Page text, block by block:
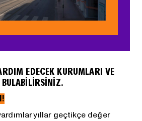
EDECEK KURUMLARI VE
yıllar geçtikçe değer